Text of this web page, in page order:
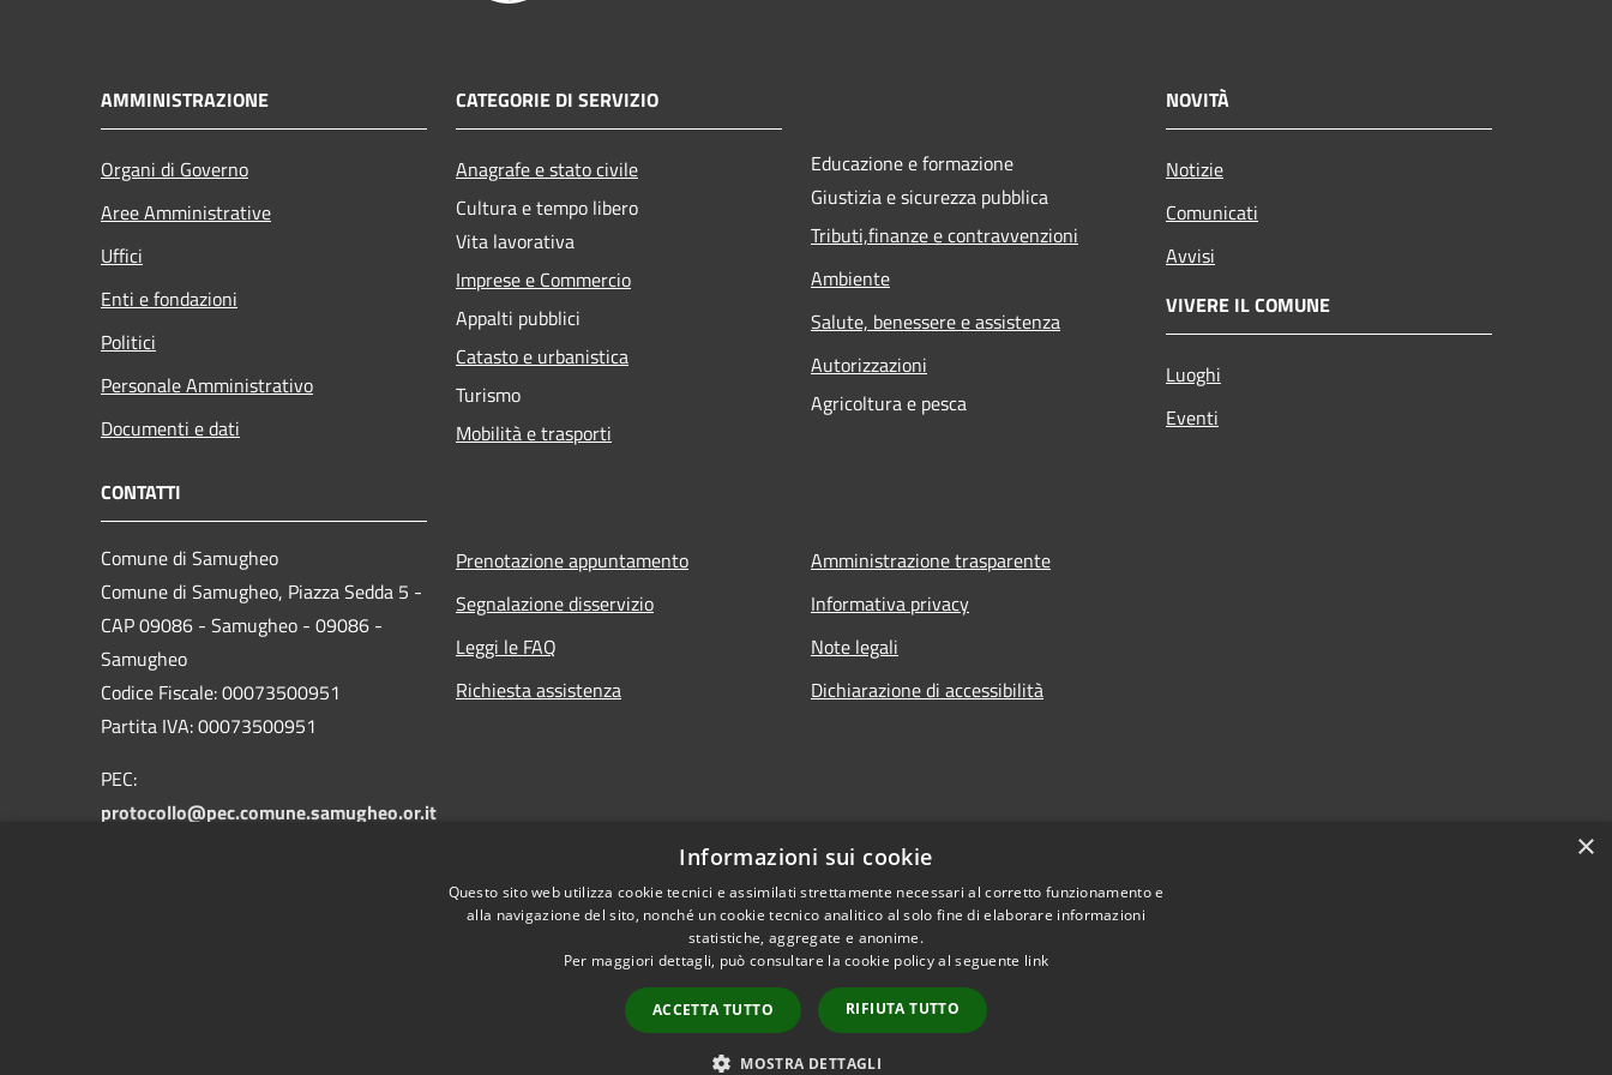
AMMINISTRAZIONE
Organi di Governo
Aree Amministrative
Uffici
Enti e fondazioni
Politici
Personale Amministrativo
Documenti e dati
CATEGORIE DI SERVIZIO
Anagrafe e stato civile
Cultura e tempo libero
Vita lavorativa
Imprese e Commercio
Appalti pubblici
Catasto e urbanistica
Turismo
Mobilità e trasporti
Educazione e formazione
Giustizia e sicurezza pubblica
Tributi,finanze e contravvenzioni
Ambiente
Salute, benessere e assistenza
Autorizzazioni
Agricoltura e pesca
NOVITÀ
Notizie
Comunicati
Avvisi
VIVERE IL COMUNE
Luoghi
Eventi
CONTATTI
Comune di Samugheo
Comune di Samugheo, Piazza Sedda 5 -
CAP 09086 - Samugheo - 09086 -
Samugheo
Codice Fiscale: 00073500951
Partita IVA: 00073500951
PEC:
protocollo@pec.comune.samugheo.or.it
Prenotazione appuntamento
Segnalazione disservizio
Leggi le FAQ
Richiesta assistenza
Amministrazione trasparente
Informativa privacy
Note legali
Dichiarazione di accessibilità
Copyright © 2026 • Comune di Samugheo • Powered by
×
Informazioni sui cookie
Questo sito web utilizza cookie tecnici e assimilati strettamente necessari al corretto funzionamento e
alla navigazione del sito, nonché un cookie tecnico analitico al solo fine di elaborare informazioni
statistiche, aggregate e anonime.
Per maggiori dettagli, può consultare la cookie policy al seguente link
ACCETTA TUTTO RIFIUTA TUTTO
MOSTRA DETTAGLI